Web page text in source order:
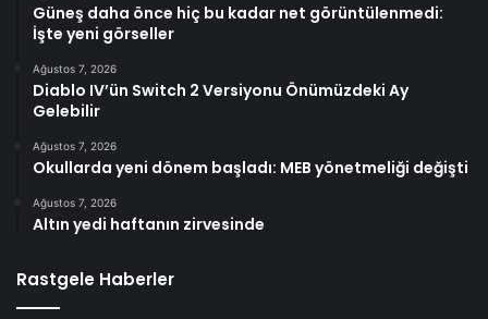
Güneş daha önce hiç bu kadar net görüntülenmedi:
İşte yeni görseller
Ağustos 7, 2026
Diablo IV’ün Switch 2 Versiyonu Önümüzdeki Ay
Gelebilir
Ağustos 7, 2026
Okullarda yeni dönem başladı: MEB yönetmeliği değişti
Ağustos 7, 2026
Altın yedi haftanın zirvesinde
Rastgele Haberler